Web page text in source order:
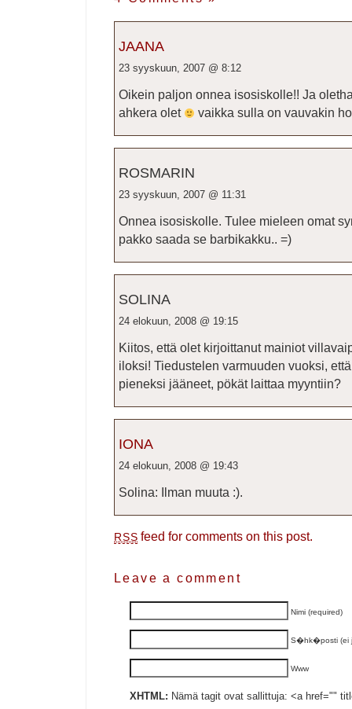
JAANA
23 syyskuun, 2007 @ 8:12
Oikein paljon onnea isosiskolle!! Ja
ahkera olet
vaikka sulla on vauvakin
ROSMARIN
23 syyskuun, 2007 @ 11:31
Onnea isosiskolle. Tulee mieleen omat
pakko saada se barbikakku.. =)
SOLINA
24 elokuun, 2008 @ 19:15
Kiitos, että olet kirjoittanut mainiot
iloksi! Tiedustelen varmuuden vuoksi,
pieneksi jääneet, pökät laittaa myyntiin?
IONA
24 elokuun, 2008 @ 19:43
Solina: Ilman muuta :).
RSS feed for comments on this post.
Leave a comment
Nimi (required)
S�hk�posti (ei
Www
XHTML: Nämä tagit ovat sallittuja: <a href=""